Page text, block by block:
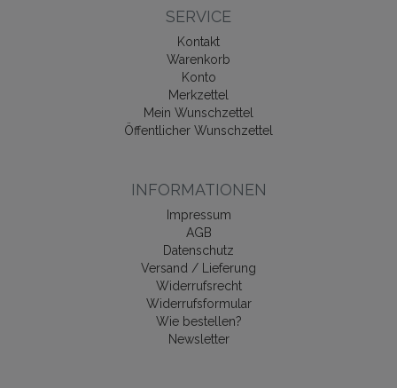
SERVICE
Kontakt
Warenkorb
Konto
Merkzettel
Mein Wunschzettel
Öffentlicher Wunschzettel
INFORMATIONEN
Impressum
AGB
Datenschutz
Versand / Lieferung
Widerrufsrecht
Widerrufsformular
Wie bestellen?
Newsletter